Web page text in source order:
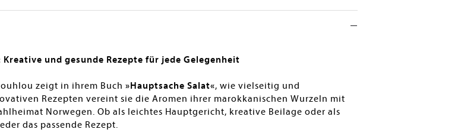
und gesunde Rezepte für jede Gelegenheit
zeigt in ihrem Buch »Hauptsache Salat«, wie vielseitig und
Rezepten vereint sie die Aromen ihrer marokkanischen Wurzeln mit
Norwegen. Ob als leichtes Hauptgericht, kreative Beilage oder als
das passende Rezept.